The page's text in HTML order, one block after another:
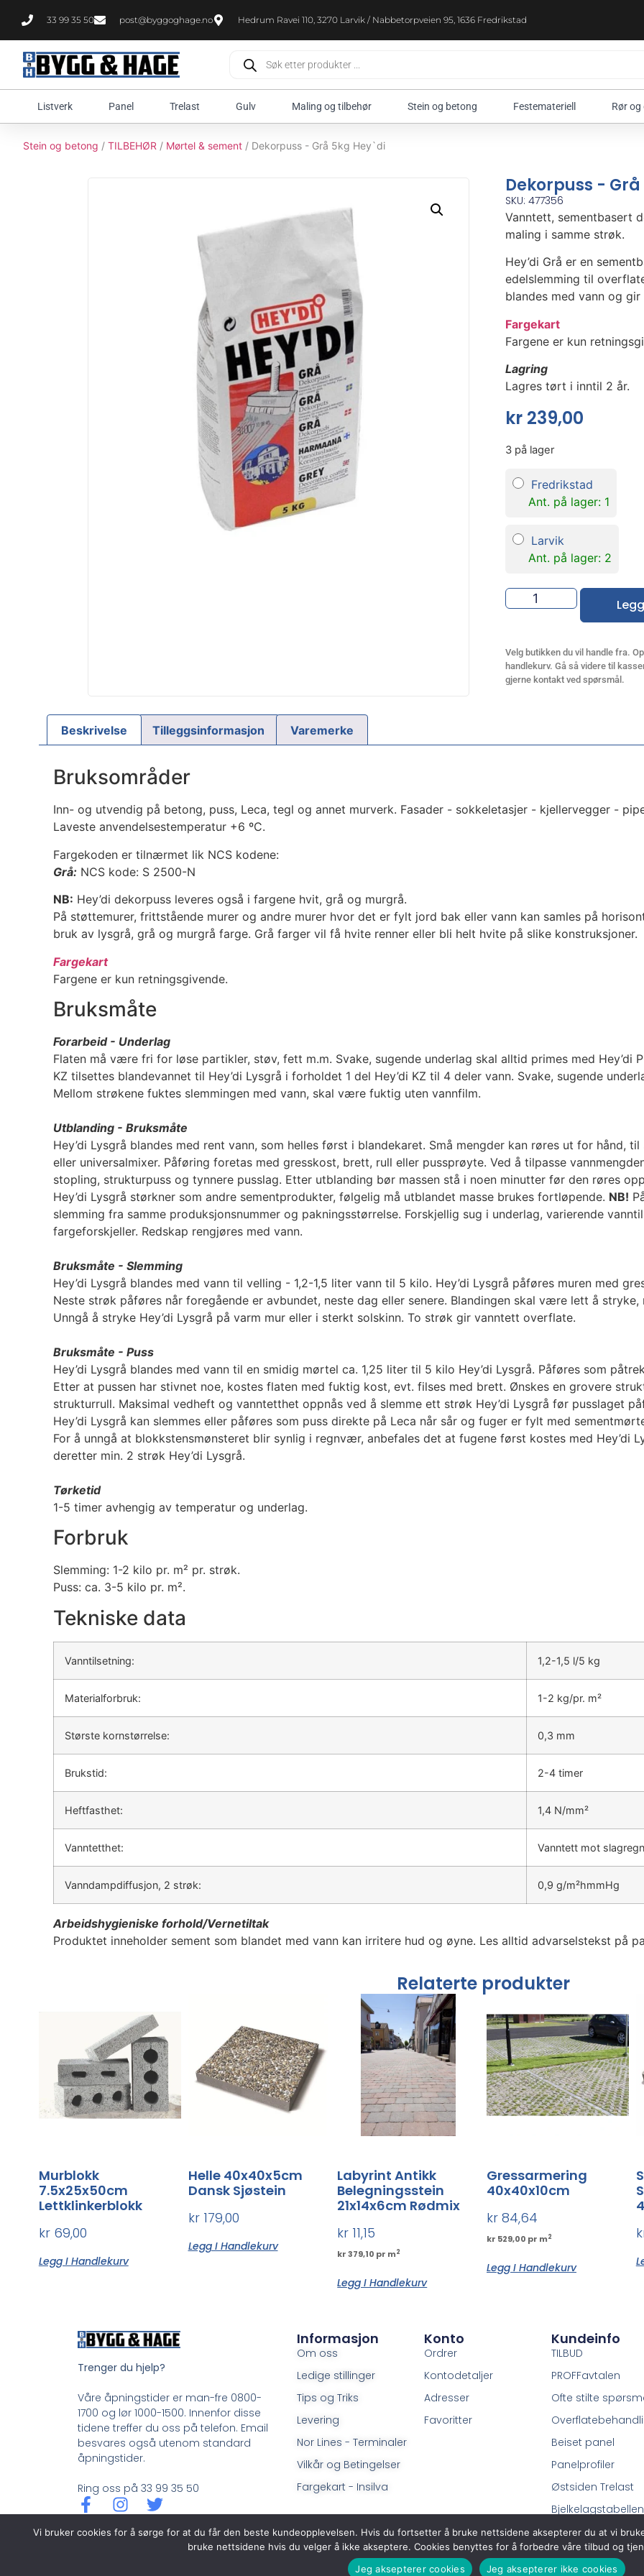
33 99 35 50 post@byggoghage.no Hedrum Ravei 110, 3270 Larvik / Nabbetorpveien 95, 1636 Fredrikstad
Listverk Panel Trelast Gulv Maling og tilbehør Stein og betong Festemateriell Rør
Stein og betong / TILBEHØR / Mørtel & sement / Dekorpuss - Grå 5kg Hey`di
Dekorpuss -
SKU: 477356
Vanntett, sementbasert
maling i samme strøk.
Hey’di Grå er en
edelslemming til
blandes med vann og
Fargekart
Fargene er kun
Lagring
Lagres tørt i inntil 2 år.
kr239,00
3 på lager
Fredrikstad
Ant. på lager: 1
Larvik
Ant. på lager: 2
Velg butikken du vil handle fra.
handlekurv. Gå så videre til
gjerne kontakt ved spørsmål.
Beskrivelse Tilleggsinformasjon Varemerke
Bruksområder
Inn- og utvendig på betong, puss, Leca, tegl og annet murverk. Fasader - sokkeletasjer - kjellervegger -
Laveste anvendelsestemperatur +6 ºC.
Fargekoden er tilnærmet lik NCS kodene:
Grå: NCS kode: S 2500-N
NB: Hey’di dekorpuss leveres også i fargene hvit, grå og murgrå.
På støttemurer, frittstående murer og andre murer hvor det er fylt jord bak eller vann kan samles på
bruk av lysgrå, grå og murgrå farge. Grå farger vil få hvite renner eller bli helt hvite på slike konstruksjoner.
Fargekart
Fargene er kun retningsgivende.
Bruksmåte
Forarbeid - Underlag
Flaten må være fri for løse partikler, støv, fett m.m. Svake, sugende underlag skal alltid primes med Hey’di
KZ tilsettes blandevannet til Hey’di Lysgrå i forholdet 1 del Hey’di KZ til 4 deler vann. Svake, sugende
Mellom strøkene fuktes slemmingen med vann, skal være fuktig uten vannfilm.
Utblanding - Bruksmåte
Hey’di Lysgrå blandes med rent vann, som helles først i blandekaret. Små mengder kan røres ut for hånd,
eller universalmixer. Påføring foretas med gresskost, brett, rull eller pussprøyte. Ved å tilpasse
stopling, strukturpuss og tynnere pusslag. Etter utblanding bør massen stå i noen minutter før den røres
Hey’di Lysgrå størkner som andre sementprodukter, følgelig må utblandet masse brukes fortløpende. NB!
slemming fra samme produksjonsnummer og pakningsstørrelse. Forskjellig sug i underlag, varierende
fargeforskjeller. Redskap rengjøres med vann.
Bruksmåte - Slemming
Hey’di Lysgrå blandes med vann til velling - 1,2-1,5 liter vann til 5 kilo. Hey’di Lysgrå påføres muren med
Neste strøk påføres når foregående er avbundet, neste dag eller senere. Blandingen skal være lett å stryke,
Unngå å stryke Hey’di Lysgrå på varm mur eller i sterkt solskinn. To strøk gir vanntett overflate.
Bruksmåte - Puss
Hey’di Lysgrå blandes med vann til en smidig mørtel ca. 1,25 liter til 5 kilo Hey’di Lysgrå. Påføres som
Etter at pussen har stivnet noe, kostes flaten med fuktig kost, evt. filses med brett. Ønskes en grovere
strukturrull. Maksimal vedheft og vanntetthet oppnås ved å slemme ett strøk Hey’di Lysgrå før pusslaget
Hey’di Lysgrå kan slemmes eller påføres som puss direkte på Leca når sår og fuger er fylt med
For å unngå at blokkstensmønsteret blir synlig i regnvær, anbefales det at fugene først kostes med Hey’di
deretter min. 2 strøk Hey’di Lysgrå.
Tørketid
1-5 timer avhengig av temperatur og underlag.
Forbruk
Slemming: 1-2 kilo pr. m² pr. strøk.
Puss: ca. 3-5 kilo pr. m².
Tekniske data
Vanntilsetning: 1,2-1,5 l/5 kg
Materialforbruk: 1-2 kg/pr. m²
Største kornstørrelse: 0,3 mm
Brukstid: 2-4 timer
Heftfasthet: 1,4 N/mm²
Vanntetthet: Vanntett mot slagregn
Vanndampdiffusjon, 2 strøk: 0,9 g/m²hmmHg
Arbeidshygieniske forhold/Vernetiltak
Produktet inneholder sement som blandet med vann kan irritere hud og øyne. Les alltid advarselstekst på
Relaterte produkter
Murblokk
7.5x25x50cm
Lettklinkerblokk
kr69,00
Legg I Handlekurv
Helle 40x40x5cm
Dansk Sjøstein
kr179,00
Legg I Handlekurv
Labyrint Antikk
Belegningsstein
21x14x6cm Rødmix
kr 11,15
kr 379,10 pr m2
Legg I Handlekurv
Gressarmering
40x40x10cm
kr 84,64
kr 529,00 pr m2
Legg I Handlekurv
Trenger du hjelp?
Våre åpningstider er man-fre 0800-
1700 og lør 1000-1500. Innenfor disse
tidene treffer du oss på telefon. Email
besvares også utenom standard
åpningstider.
Ring oss på 33 99 35 50
Informasjon
Om oss
Ledige stillinger
Tips og Triks
Levering
Nor Lines - Terminaler
Vilkår og Betingelser
Fargekart - Insilva
Konto
Ordrer
Kontodetaljer
Adresser
Favoritter
Kundeinfo
TILBUD
PROFFavtalen
Ofte stilte
Beiset panel
Panelprofiler
Østsiden Trelast
Bjelkelagstabellen
Vi bruker cookies for å sørge for at du får den beste kundeopplevelsen. Hvis du fortsetter å bruke nettsidene aksepterer du at vi
bruke nettsidene hvis du velger å ikke akseptere. Cookies benyttes for å forbedre våre tilbud og
Jeg aksepterer cookies
Jeg aksepterer ikke cookies